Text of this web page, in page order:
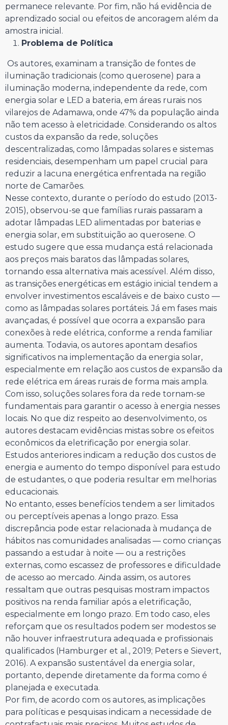
permanece relevante. Por fim, não há evidência de
aprendizado social ou efeitos de ancoragem além da
amostra inicial.
Problema de Política
Os autores, examinam a transição de fontes de
iluminação tradicionais (como querosene) para a
iluminação moderna, independente da rede, com
energia solar e LED a bateria, em áreas rurais nos
vilarejos de Adamawa, onde 47% da população ainda
não tem acesso à eletricidade. Considerando os altos
custos da expansão da rede, soluções
descentralizadas, como lâmpadas solares e sistemas
residenciais, desempenham um papel crucial para
reduzir a lacuna energética enfrentada na região
norte de Camarões.
Nesse contexto, durante o período do estudo (2013-
2015), observou-se que famílias rurais passaram a
adotar lâmpadas LED alimentadas por baterias e
energia solar, em substituição ao querosene. O
estudo sugere que essa mudança está relacionada
aos preços mais baratos das lâmpadas solares,
tornando essa alternativa mais acessível. Além disso,
as transições energéticas em estágio inicial tendem a
envolver investimentos escaláveis e de baixo custo —
como as lâmpadas solares portáteis. Já em fases mais
avançadas, é possível que ocorra a expansão para
conexões à rede elétrica, conforme a renda familiar
aumenta. Todavia, os autores apontam desafios
significativos na implementação da energia solar,
especialmente em relação aos custos de expansão da
rede elétrica em áreas rurais de forma mais ampla.
Com isso, soluções solares fora da rede tornam-se
fundamentais para garantir o acesso à energia nesses
locais. No que diz respeito ao desenvolvimento, os
autores destacam evidências mistas sobre os efeitos
econômicos da eletrificação por energia solar.
Estudos anteriores indicam a redução dos custos de
energia e aumento do tempo disponível para estudo
de estudantes, o que poderia resultar em melhorias
educacionais.
No entanto, esses benefícios tendem a ser limitados
ou perceptíveis apenas a longo prazo. Essa
discrepância pode estar relacionada à mudança de
hábitos nas comunidades analisadas — como crianças
passando a estudar à noite — ou a restrições
externas, como escassez de professores e dificuldade
de acesso ao mercado. Ainda assim, os autores
ressaltam que outras pesquisas mostram impactos
positivos na renda familiar após a eletrificação,
especialmente em longo prazo. Em todo caso, eles
reforçam que os resultados podem ser modestos se
não houver infraestrutura adequada e profissionais
qualificados (Hamburger et al., 2019; Peters e Sievert,
2016). A expansão sustentável da energia solar,
portanto, depende diretamente da forma como é
planejada e executada.
Por fim, de acordo com os autores, as implicações
para políticas e pesquisas indicam a necessidade de